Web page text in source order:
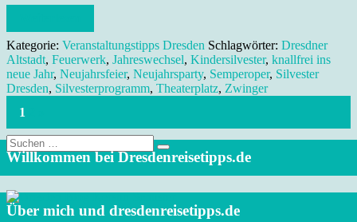
Kategorie: Veranstaltungstipps Dresden Schlagwörter: Dresdner
Altstadt, Feuerwerk, Jahreswechsel, Kindersilvester, knallfrei ins
neue Jahr, Neujahrsfeier, Neujahrsparty, Semperoper, Silvester
Dresden, Silvesterprogramm, Theaterplatz, Zwinger
1
Suche
nach:
Willkommen bei Dresdenreisetipps.de
Über mich und dresdenreisetipps.de